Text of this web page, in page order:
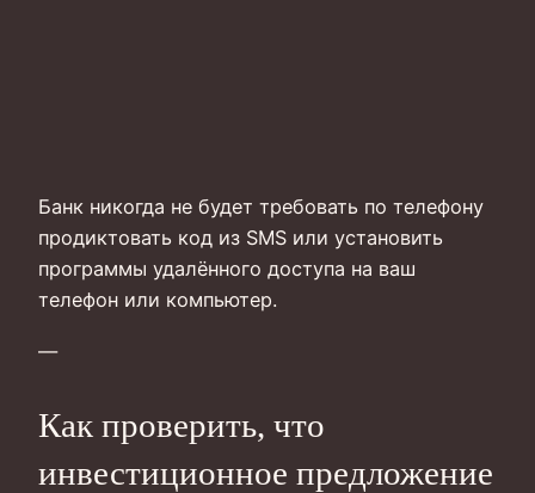
Банк никогда не будет требовать по телефону
продиктовать код из SMS или установить
программы удалённого доступа на ваш
телефон или компьютер.
—
Как проверить, что
инвестиционное предложение